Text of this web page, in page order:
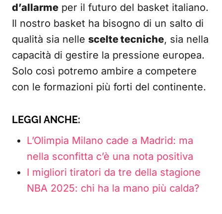
d’allarme per il futuro del basket italiano.
Il nostro basket ha bisogno di un salto di
qualità sia nelle scelte tecniche, sia nella
capacità di gestire la pressione europea.
Solo così potremo ambire a competere
con le formazioni più forti del continente.
LEGGI ANCHE:
L’Olimpia Milano cade a Madrid: ma
nella sconfitta c’è una nota positiva
I migliori tiratori da tre della stagione
NBA 2025: chi ha la mano più calda?